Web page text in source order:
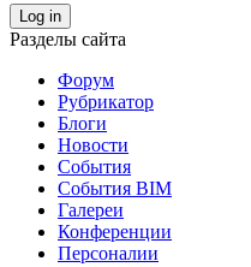
Log in
Разделы сайта
Форум
Рубрикатор
Блоги
Новости
События
События BIM
Галереи
Конференции
Персоналии